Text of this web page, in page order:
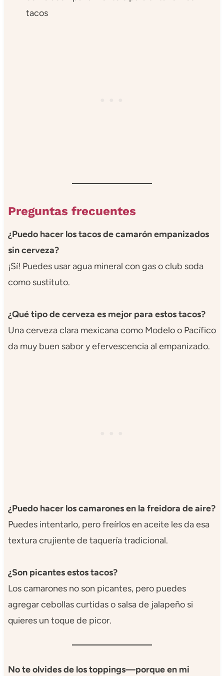
tacos
Preguntas frecuentes
¿Puedo hacer los tacos de camarón empanizados
sin cerveza?
¡Sí! Puedes usar agua mineral con gas o club soda
como sustituto.
¿Qué tipo de cerveza es mejor para estos tacos?
Una cerveza clara mexicana como Modelo o Pacífico
da muy buen sabor y efervescencia al empanizado.
¿Puedo hacer los camarones en la freidora de aire?
Puedes intentarlo, pero freírlos en aceite les da esa
textura crujiente de taquería tradicional.
¿Son picantes estos tacos?
Los camarones no son picantes, pero puedes
agregar cebollas curtidas o salsa de jalapeño si
quieres un toque de picor.
No te olvides de los toppings—porque en mi